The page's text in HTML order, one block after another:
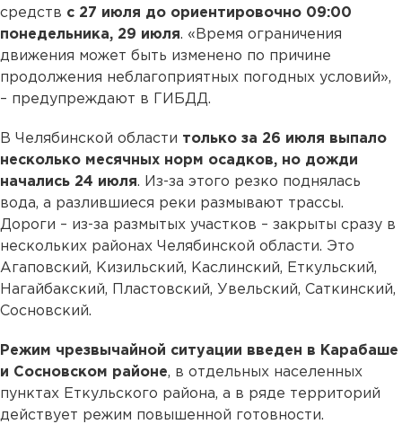
средств с 27 июля до ориентировочно 09:00
понедельника, 29 июля. «Время ограничения
движения может быть изменено по причине
продолжения неблагоприятных погодных условий»,
– предупреждают в ГИБДД.
В Челябинской области только за 26 июля выпало
несколько месячных норм осадков, но дожди
начались 24 июля. Из-за этого резко поднялась
вода, а разлившиеся реки размывают трассы.
Дороги – из-за размытых участков – закрыты сразу в
нескольких районах Челябинской области. Это
Агаповский, Кизильский, Каслинский, Еткульский,
Нагайбакский, Пластовский, Увельский, Саткинский,
Сосновский.
Режим чрезвычайной ситуации введен в Карабаше
и Сосновском районе, в отдельных населенных
пунктах Еткульского района, а в ряде территорий
действует режим повышенной готовности.